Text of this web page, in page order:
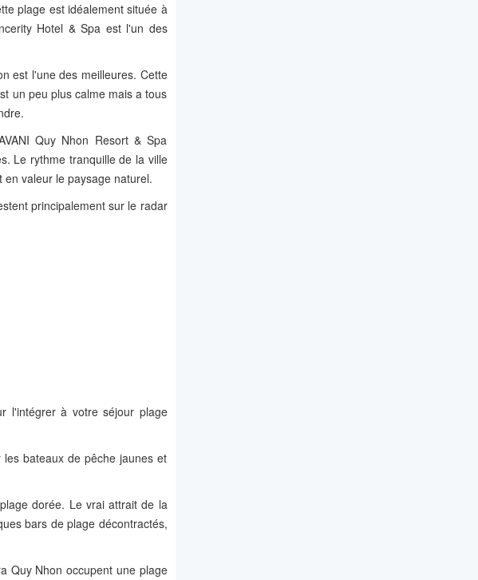
plage est idéalement située à
Hotel & Spa est l'un des
est l'une des meilleures. Cette
un peu plus calme mais a tous
Quy Nhon Resort & Spa
Le rythme tranquille de la ville
valeur le paysage naturel.
principalement sur le radar
l'intégrer à votre séjour plage
bateaux de pêche jaunes et
dorée. Le vrai attrait de la
bars de plage décontractés,
Quy Nhon occupent une plage